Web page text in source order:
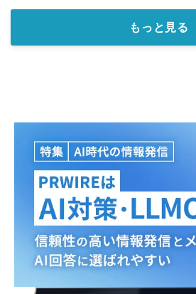
もっと見る